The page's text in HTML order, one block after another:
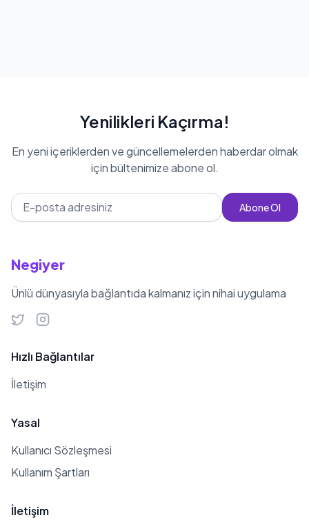
Yenilikleri Kaçırma!
En yeni içeriklerden ve güncellemelerden haberdar olmak
için bültenimize abone ol.
Abone Ol
Negiyer
Ünlü dünyasıyla bağlantıda kalmanız için nihai uygulama
Hızlı Bağlantılar
İletişim
Yasal
Kullanıcı Sözleşmesi
Kullanım Şartları
İletişim